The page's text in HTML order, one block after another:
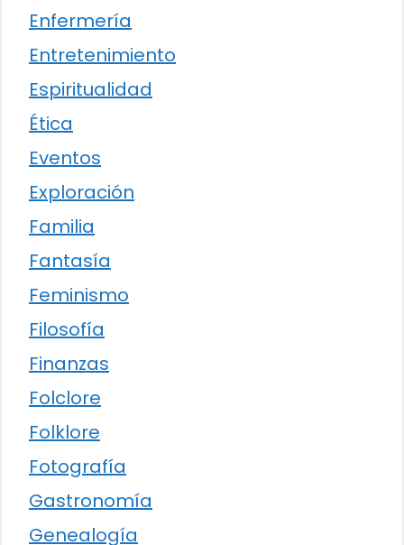
Enfermería
Entretenimiento
Espiritualidad
Ética
Eventos
Exploración
Familia
Fantasía
Feminismo
Filosofía
Finanzas
Folclore
Folklore
Fotografía
Gastronomía
Genealogía